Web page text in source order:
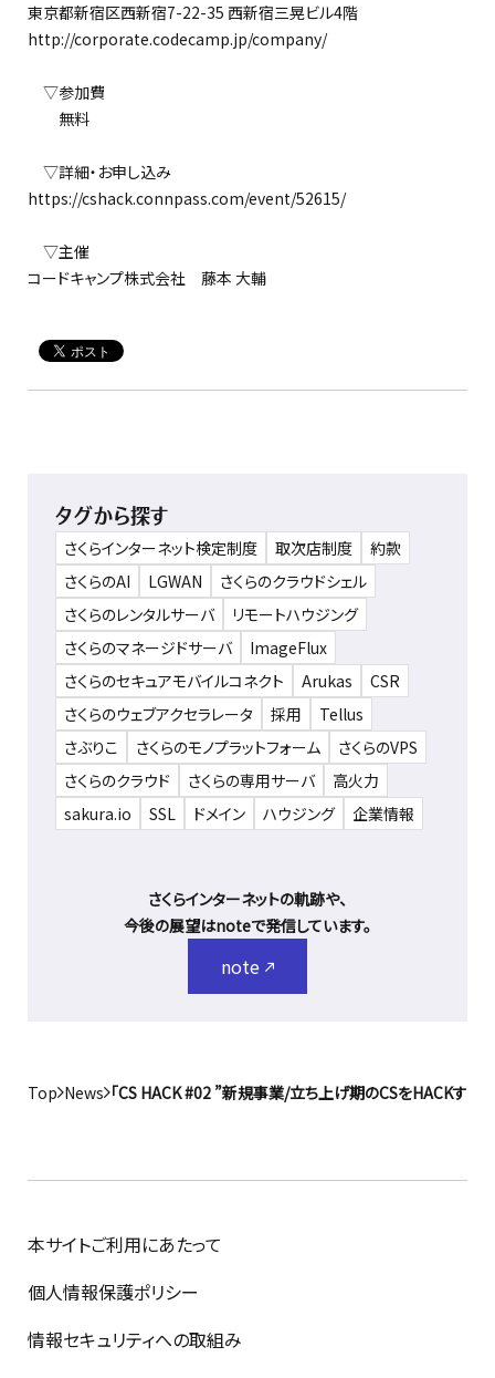
東京都新宿区西新宿7-22-35 西新宿三晃ビル4階
http://corporate.codecamp.jp/company/
▽参加費
無料
▽詳細・お申し込み
https://cshack.connpass.com/event/52615/
▽主催
コードキャンプ株式会社 藤本 大輔
タグから探す
さくらインターネット検定制度 取次店制度
約款
さくらのAI
LGWAN
さくらのクラウドシェル
さくらのレンタルサーバ
リモートハウジング
さくらのマネージドサーバ
ImageFlux
さくらのセキュアモバイルコネクト
Arukas
CSR
さくらのウェブアクセラレータ
採用
Tellus
さぶりこ
さくらのモノプラットフォーム
さくらのVPS
さくらのクラウド
さくらの専用サーバ
高火力
sakura.io
SSL ドメイン ハウジング 企業情報
さくらインターネットの軌跡や、
今後の展望はnoteで発信しています。
note
Top News 「CS HACK #02 ”新規事業/立ち上げ期のCSをHACKする！
本サイトご利用にあたって
個人情報保護ポリシー
情報セキュリティへの取組み